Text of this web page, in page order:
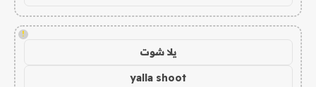
!
يلا شوت
yalla shoot